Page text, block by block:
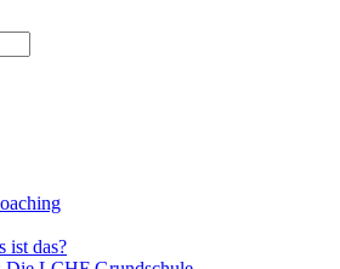
ist das?